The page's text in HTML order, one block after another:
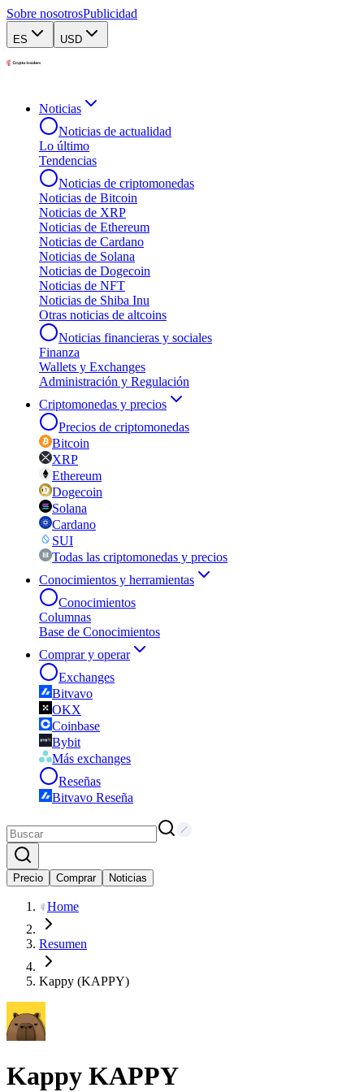
Sobre nosotrosPublicidad
ES USD
Noticias
Noticias de actualidad
Lo último
Tendencias
Noticias de criptomonedas
Noticias de Bitcoin
Noticias de XRP
Noticias de Ethereum
Noticias de Cardano
Noticias de Solana
Noticias de Dogecoin
Noticias de NFT
Noticias de Shiba Inu
Otras noticias de altcoins
Noticias financieras y sociales
Finanza
Wallets y Exchanges
Administración y Regulación
Criptomonedas y precios
Precios de criptomonedas
Bitcoin
XRP
Ethereum
Dogecoin
Solana
Cardano
SUI
Todas las criptomonedas y precios
Conocimientos y herramientas
Conocimientos
Columnas
Base de Conocimientos
Comprar y operar
Exchanges
Bitvavo
OKX
Coinbase
Bybit
Más exchanges
Reseñas
Bitvavo Reseña
Precio Comprar Noticias
Home
Resumen
Kappy (KAPPY)
Kappy KAPPY